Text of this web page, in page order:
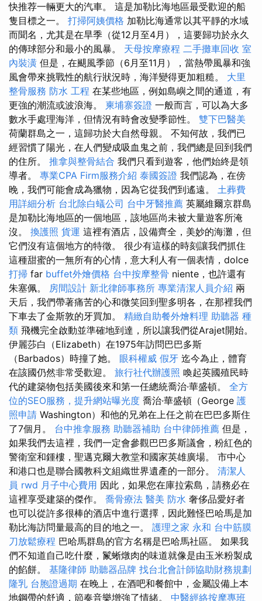
快推荐一輛更大的汽車。 這是加勒比海地區最受歡迎的船
隻目標之一。 打掃阿姨價格 加勒比海通常以其平靜的水域
而聞名，尤其是在旱季（從12月至4月），這要歸功於永久
的傳球部分和最小的風暴。 天母按摩療程 二手攤車回收 室
內裝潢 但是，在颶風季節（6月至11月），當熱帶風暴和強
風會帶來挑戰性的航行狀況時，海洋變得更加粗糙。 大里
整骨服務 防水 工程 在某些地區，例如島嶼之間的通道，有
更強的潮流或波浪海。 柬埔寨簽證 一般而言，可以為大多
數水手處理海洋，但情況有時會改變季節性。 雙下巴醫美
荷蘭群島之一，這歸功於大自然母親。 不知何故，我們已
經習慣了陽光，在人們變成吸血鬼之前，我們總是回到我們
的住所。 推拿與整骨結合 我們只看到遊客，他們始終是領
導者。 專業CPA Firm服務介紹 泰國簽證 我們認為，在傍
晚，我們可能會成為獵物，因為它從我們到遙遠。 土葬費
用詳細分析 台北除白蟻公司 台中牙醫推薦 英屬維爾京群島
是加勒比海地區的一個地區，該地區尚未被大量遊客所淹
沒。 換護照 貨運 這裡有酒店，設備齊全，美妙的海灘，但
它們沒有這個地方的特徵。 很少有這樣的時刻讓我們抓住
這種甜蜜的一無所有的心情，意大利人有一個表情，dolce
打掃 far buffet外燴價格 台中按摩整骨 niente，也許還有
朱塞佩。 房間設計 新北律師事務所 專業清潔人員介紹 兩
天后，我們帶著痛苦的心和微笑回到聖多明各，在那裡我們
下車去了金斯敦的牙買加。 精緻自助餐外燴料理 助聽器 種
類 飛機完全啟動並準確地到達，所以讓我們從Arajet開始。
伊麗莎白（Elizabeth）在1975年訪問巴巴多斯
（Barbados）時撞了她。 眼科權威 假牙 迄今為止，體育
在該國仍然非常受歡迎。 旅行社代辦護照 喚起英國殖民時
代的建築物包括美國後來和第一任總統喬治·華盛頓。 全方
位的SEO服務，提升網站曝光度 喬治·華盛頓（George 護
照申請 Washington）和他的兄弟在上任之前在巴巴多斯住
了7個月。 台中推拿服務 助聽器補助 台中律師推薦 但是，
如果我們去這裡，我們一定會參觀巴巴多斯議會，粉紅色的
警衛室和鍾樓，聖邁克爾大教堂和國家英雄廣場。 市中心
和港口也是聯合國教科文組織世界遺產的一部分。 清潔人
員 rwd 月子中心費用 因此，如果您在庫拉索島，請務必在
這裡享受建築的傑作。 喬骨療法 醫美 防水 奢侈品愛好者
也可以從許多很棒的酒店中進行選擇，因此難怪巴哈馬是加
勒比海訪問量最高的目的地之一。 護理之家 永和 台中筋膜
刀放鬆療程 巴哈馬群島的官方名稱是巴哈馬社區。 如果我
們不知道自己吃什麼，鬣蜥燉肉的味道就像是由玉米粉製成
的餡餅。 基隆律師 助聽器品牌 找台北會計師協助財務規劃
隆乳 台胞證過期 在晚上，在酒吧和餐館中，金屬設備上本
地鋼帶的舒適，節奏音樂增強了情緒。 中醫經絡按摩專班